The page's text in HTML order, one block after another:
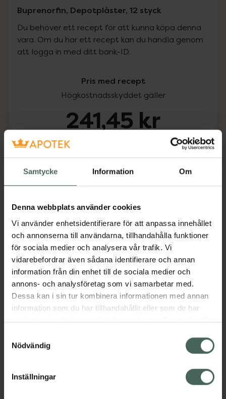
Samtycke Information Om
Denna webbplats använder cookies
Vi använder enhetsidentifierare för att anpassa innehållet
och annonserna till användarna, tillhandahålla funktioner
för sociala medier och analysera vår trafik. Vi
vidarebefordrar även sådana identifierare och annan
information från din enhet till de sociala medier och
annons- och analysföretag som vi samarbetar med.
Dessa kan i sin tur kombinera informationen med annan
information som du har tillhandahållit eller som de har
samlat in när du har använt deras tjänster. Samtycke till
återkalla ditt samtycke via webbplatsens
cookieinställningar. Ett återkallat samtycke påverkar inte
lagligheten av behandling som skett innan återkallelsen.
Nödvändig
Inställningar
Buprenorfin, Depotplåster, 12 styck
Du behöver ett recept för att kunna köpa denna
vara. Om du har ett recept kan du handla genom
att logga in med ditt bank-ID.
Pris med recept
Högkostnadsskyddet gäller
241,45 kr
Köp via ditt recept
Aktuella erbjudanden
Beskrivning Dölj
Läs alltid bipacksedeln innan
användning.
EAN:07046264062821
Bipacksedel från FASS Visa